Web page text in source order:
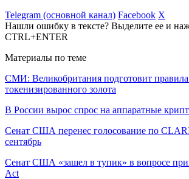
Telegram (основной канал) Facebook X
Нашли ошибку в тексте? Выделите ее и
CTRL+ENTER
Материалы по теме
СМИ: Великобритания подготовит правила
токенизированного золота
В России вырос спрос на аппаратные
Сенат США перенес голосование по
сентябрь
Сенат США «зашел в тупик» в вопросе
Act